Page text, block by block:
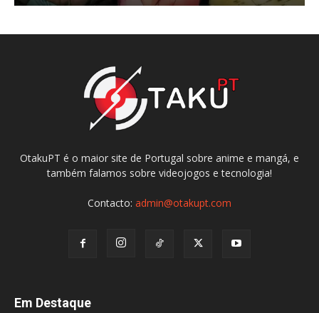
OtakuPT é o maior site de Portugal sobre anime e mangá, e
também falamos sobre videojogos e tecnologia!
Contacto: admin@otakupt.com
Em Destaque